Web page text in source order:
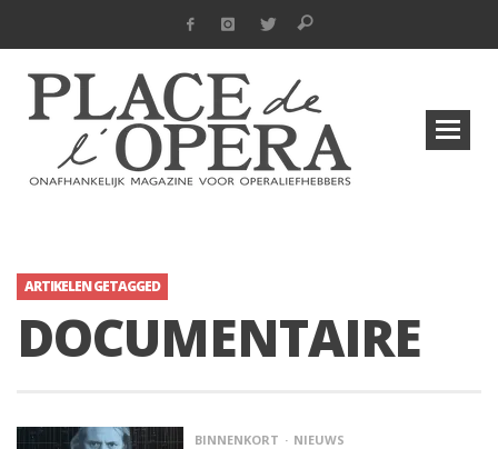
ARTIKELEN GETAGGED
DOCUMENTAIRE
BINNENKORT NIEUWS